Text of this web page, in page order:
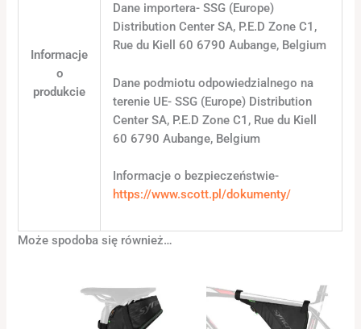
Informacje
o
produkcie
Dane importera- SSG (Europe)
Distribution Center SA, P.E.D Zone C1,
Rue du Kiell 60 6790 Aubange, Belgium
Dane podmiotu odpowiedzialnego na
terenie UE- SSG (Europe) Distribution
Center SA, P.E.D Zone C1, Rue du Kiell
60 6790 Aubange, Belgium
Informacje o bezpieczeństwie-
https://www.scott.pl/dokumenty/
Może spodoba się również…